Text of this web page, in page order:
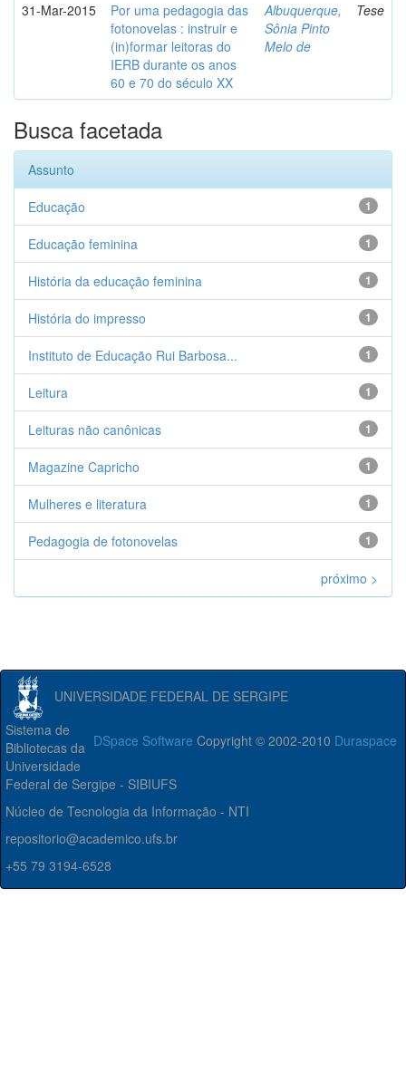
31-Mar-2015
Por uma pedagogia das
fotonovelas : instruir e
(in)formar leitoras do
IERB durante os anos
60 e 70 do século XX
Albuquerque,
Sônia Pinto
Melo de
Tese
Busca facetada
Assunto
1
Educação
1
Educação feminina
1
História da educação feminina
1
História do impresso
1
Instituto de Educação Rui Barbosa...
1
Leitura
1
Leituras não canônicas
1
Magazine Capricho
1
Mulheres e literatura
1
Pedagogia de fotonovelas
próximo >
UNIVERSIDADE FEDERAL DE SERGIPE
DSpace Software Copyright © 2002-2010 Duraspace
Sistema de
Bibliotecas da
Universidade
Federal de Sergipe - SIBIUFS
Núcleo de Tecnologia da Informação - NTI
repositorio@academico.ufs.br
+55 79 3194-6528